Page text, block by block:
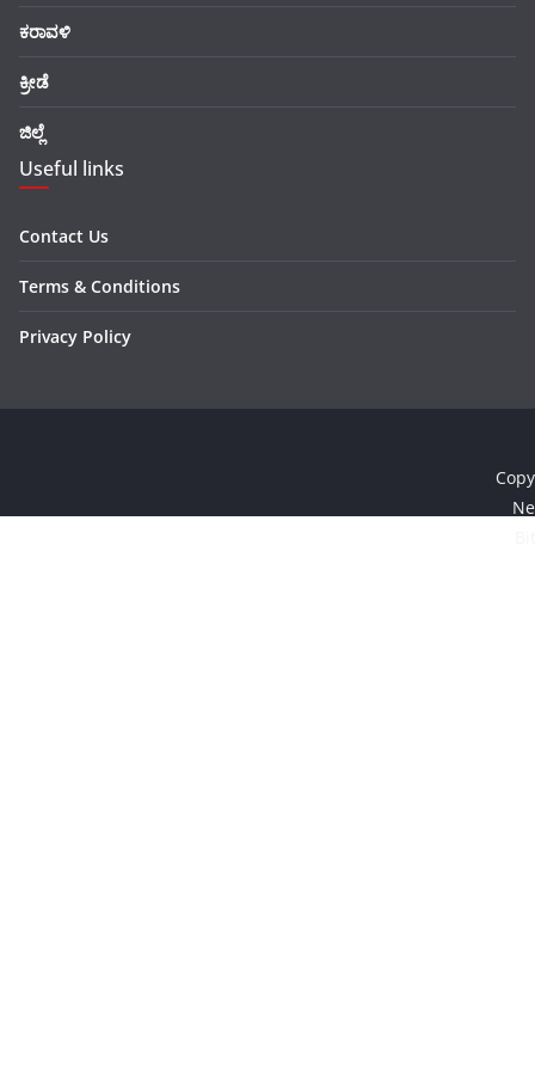
ಕರಾವಳಿ
ಕ್ರೀಡೆ
ಜಿಲ್ಲೆ
Useful links
Contact Us
Terms & Conditions
Privacy Policy